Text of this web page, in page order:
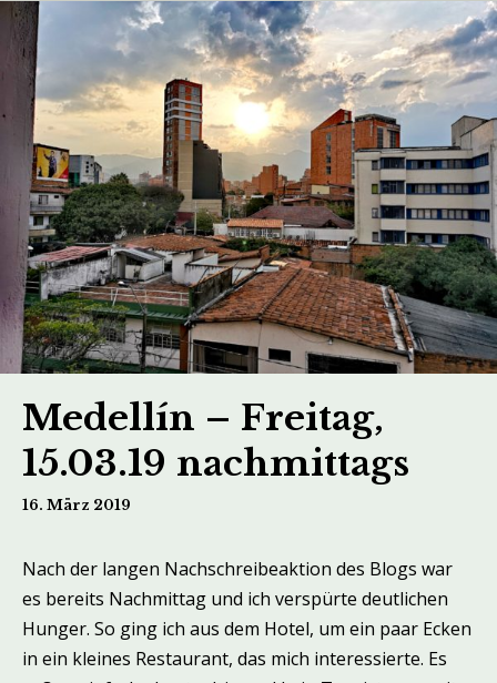
Medellín – Freitag,
15.03.19 nachmittags
16. März 2019
Nach der langen Nachschreibeaktion des Blogs war
es bereits Nachmittag und ich verspürte deutlichen
Hunger. So ging ich aus dem Hotel, um ein paar Ecken
in ein kleines Restaurant, das mich interessierte. Es